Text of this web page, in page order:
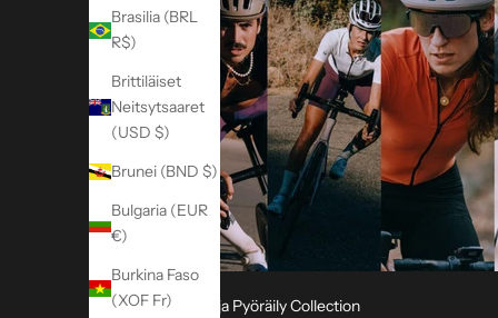
Brasilia (BRL
R$)
Brittiläiset
Neitsytsaaret
(USD $)
Brunei (BND $)
Bulgaria (EUR
€)
Burkina Faso
(XOF Fr)Acre Sarja Pyöräily Collection